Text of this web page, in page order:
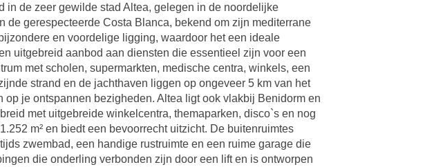
in de zeer gewilde stad Altea, gelegen in de noordelijke
gerespecteerde Costa Blanca, bekend om zijn mediterrane
en voordelige ligging, waardoor het een ideale
uitgebreid aanbod aan diensten die essentieel zijn voor een
met scholen, supermarkten, medische centra, winkels, een
strand en de jachthaven liggen op ongeveer 5 km van het
je ontspannen bezigheden. Altea ligt ook vlakbij Benidorm en
met uitgebreide winkelcentra, themaparken, disco`s en nog
m² en biedt een bevoorrecht uitzicht. De buitenruimtes
zwembad, een handige rustruimte en een ruime garage die
die onderling verbonden zijn door een lift en is ontworpen